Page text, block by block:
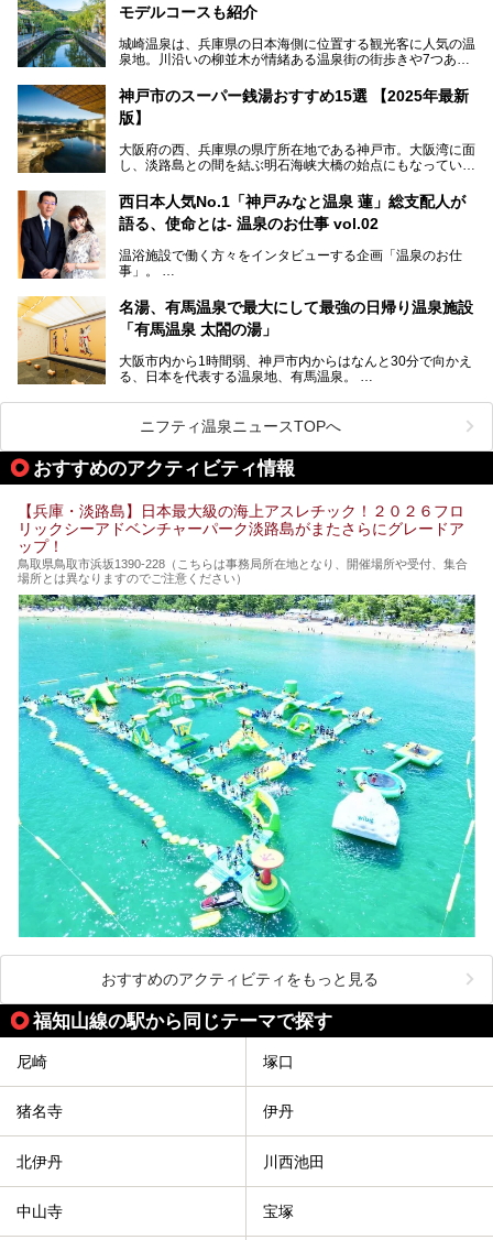
設備で人々をアッと驚かせる湊山温泉の魅力をリポートしま
モデルコースも紹介
城崎温泉は、兵庫県の日本海側に位置する観光客に人気の温
泉地。川沿いの柳並木が情緒ある温泉街の街歩きや7つある
られています。鉄道の駅から温泉街が近く、歩いて回るのに
ちょうどよい規模で、日帰りでの訪問にもおすすめです。
の観光スポットをピックアップ。温泉やご当地グルメなどを
盛り込んだ日帰り観光モデルコースも紹介しているので、ぜ
神戸市のスーパー銭湯おすすめ15選 【2025年最新
版】
大阪府の西、兵庫県の県庁所在地である神戸市。大阪湾に面
し、淡路島との間を結ぶ明石海峡大橋の始点にもなっていま
華街をはじめ、きらびやかに発展したハーバーランドなど、
人気観光スポットもめじろ押しです。
そして、温泉好きの視点から見ると、神戸市といえば何とい
湯です。そのお湯をリーズナブルに体験できる健康ランドや
スーパー銭湯があったら……。今回はそんな希望に沿う施設
きます！
西日本人気No.1「神戸みなと温泉 蓮」総支配人が
語る、使命とは- 温泉のお仕事 vol.02
温浴施設で働く方々をインタビューする企画「温泉のお仕
事」。
ング西日本1位、2年連続「ベストオブ宿泊賞」に輝いた
「神戸みなと温泉 蓮」の魅力に迫りました！
名湯、有馬温泉で最大にして最強の日帰り温泉施設
「有馬温泉 太閤の湯」
大阪市内から1時間弱、神戸市内からはなんと30分で向かえ
る、日本を代表する温泉地、有馬温泉。
有名な「金泉」と「銀泉」に加え、人工のの炭酸泉まで楽し
める、ある意味「最強」ともいえる施設です。
今回は自慢のお湯をメインにその魅力の数々を紹介します！
ニフティ温泉ニュースTOPへ
おすすめのアクティビティ情報
【兵庫・淡路島】日本最大級の海上アスレチック！２０２６フロ
リックシーアドベンチャーパーク淡路島がまたさらにグレードア
ップ！
鳥取県鳥取市浜坂1390‐228（こちらは事務局所在地となり、開催場所や受付、集合
場所とは異なりますのでご注意ください）
おすすめのアクティビティをもっと見る
福知山線の駅から同じテーマで探す
尼崎 塚口
猪名寺 伊丹
北伊丹 川西池田
中山寺 宝塚